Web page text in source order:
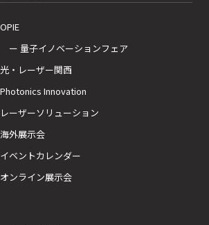
OPIE
ー 量子イノベーションフェア
光・レーザー関西
Photonics Innovation
レーザーソリューション
海外展示会
イベントカレンダー
オンライン展示会